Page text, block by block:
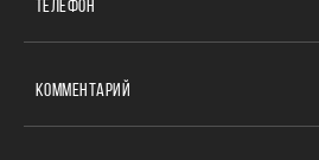
ТЕЛЕФОН
КОММЕНТАРИЙ